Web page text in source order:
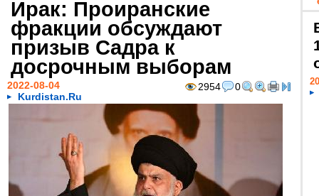
Ирак: Проиранские
фракции обсуждают
призыв Садра к
досрочным выборам
2954 0
2022-08-04
Kurdistan.Ru